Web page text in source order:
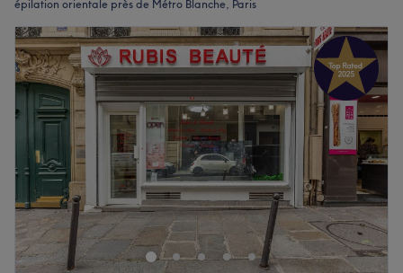
épilation orientale près de Métro Blanche, Paris